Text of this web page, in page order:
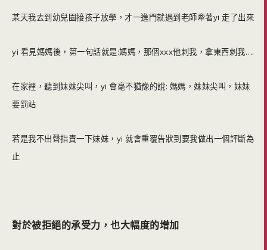
某天我去到幼兒園接孩子放學，才一進門就遇到老師牽著yi 走了出來
yi 看見媽媽後，第一句話就是:媽媽，那個xxx他刺我，拿東西刺我….
在家裡，聽到妹妹尖叫，yi 會毫不猶豫的說: 媽媽，妹妹尖叫，妹妹
要罰站
若是我不出聲指責一下妹妹，yi 就會重覆告狀到要我做出一個評斷為
止
對於被拒絕的承受力，也大幅度的增加